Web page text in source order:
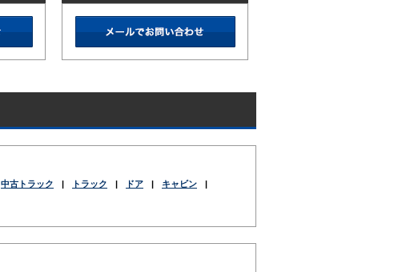
中古トラック | トラック | ドア | キャビン |